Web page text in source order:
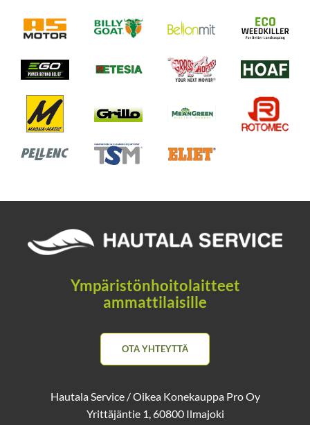
Ympäristönhoitolaitteet
ammattilaisille
OTA YHTEYTTÄ
Hautala Service / Oikea Konekauppa Pro Oy
Yrittäjäntie 1, 60800 Ilmajoki